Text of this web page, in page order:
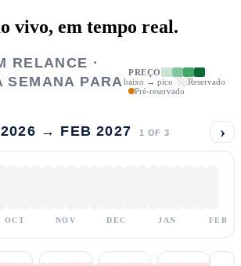
vivo, em tempo real.
RELANCE ·
SEMANA PARA
PREÇO
baixo → pico
Reservado
Pré-reservado
→ FEB 2027 1 OF 3 ›
OCT NOV DEC JAN FEB